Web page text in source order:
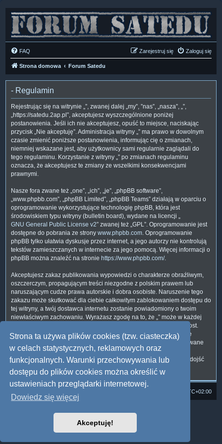
Strona ta używa plików cookies (tzw. ciasteczka)
w celach statystycznych, reklamowych oraz
funkcjonalnych. Warunki przechowywania lub
dostępu do plików cookies można określić w
ustawieniach przeglądarki internetowej.
Dowiedz się więcej
Akceptuję!
FAQ Zaloguj się
Zarejestruj się
Strona domowa Forum Satedu
- Regulamin
Rejestrując się na witrynie „”, zwanej dalej „my”, ”nas”, „nasza”, „”,
„https://satedu.2ap.pl”, akceptujesz wyszczególnione poniżej
postanowienia. Jeśli ich nie akceptujesz, opuść to miejsce, naciskając
przycisk „Nie akceptuję”. Administracja witryny „” ma prawo w dowolnym
czasie zmienić poniższe postanowienia, informując cię o zmianach,
niemniej wskazane jest, aby użytkownicy sami regularnie zaglądali do
tego regulaminu. Korzystanie z witryny „” po zmianach regulaminu
oznacza, że akceptujesz te zmiany ze wszelkimi konsekwencjami
prawnymi.
Nasze fora zwane też „one”, „ich”, „je”, „phpBB software”,
„www.phpbb.com”, „phpBB Limited”, „phpBB Teams” działają w oparciu o
oprogramowanie wykorzystujące technologię phpBB, która jest
środowiskiem typu witryny (bulletin board), wydane na licencji „
GNU General Public License v2” zwanej też „GPL”. Oprogramowanie jest
dostępne do pobrania ze strony www.phpbb.com. Oprogramowanie
phpBB tylko ułatwia dyskusje przez internet, a jego autorzy nie kontrolują
tekstów zamieszczanych w internecie za jego pomocą. Więcej informacji o
phpBB można znaleźć na stronie https://www.phpbb.com/.
Akceptujesz zakaz publikowania wypowiedzi o charakterze obraźliwym,
oszczerczym, propagującym treści niezgodne z polskim prawem lub
naruszającym cudze prawa autorskie i dobra osobiste. Naruszenie tego
zakazu może skutkować dla ciebie całkowitym zablokowaniem dostępu do
tej witryny, a twój dostawca internetu zostanie powiadomiony o twoim
niewłaściwym zachowaniu. Wyrażasz zgodę na to, że „” może w każdej
chwili usunąć, zmienić, przenieść lub zamknąć każdy twój temat, post.
Wyrażasz zgodę na zapisywanie wszystkich podanych przez ciebie
informacji w naszej bazie danych. Informacje te nie będą przekazywane
nikomu bez twojej zgody, ale ani „”, ani phpBB nie ponosi
odpowiedzialności za włamania do witryny, podczas których może dojść
do kradzieży danych.
UTC+02:00
Style: Multi Design by Joyce&Luna
Zasady ochrony danych osobowych